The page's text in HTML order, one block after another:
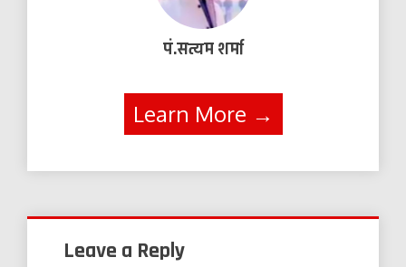
पं.सत्यम शर्मा
Learn More →
Leave a Reply